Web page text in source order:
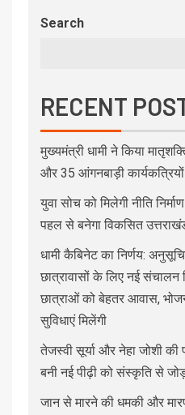
Search
RECENT
मुख्यमंत्री धामी ने किया
और 35 आंगनबाड़ी
युवा सोच को मिलेगी नीति
पहल से बनेगा विकसित
धामी कैबिनेट का निर्णय:
छात्रावासों के लिए नई संचालन
छात्राओं को बेहतर आवास,
सुविधाएं मिलेंगी
तेजस्वी सूर्या और नेहा जोशी
बनी नई पीढ़ी को संस्कृति से
जान से मारने की धमकी और